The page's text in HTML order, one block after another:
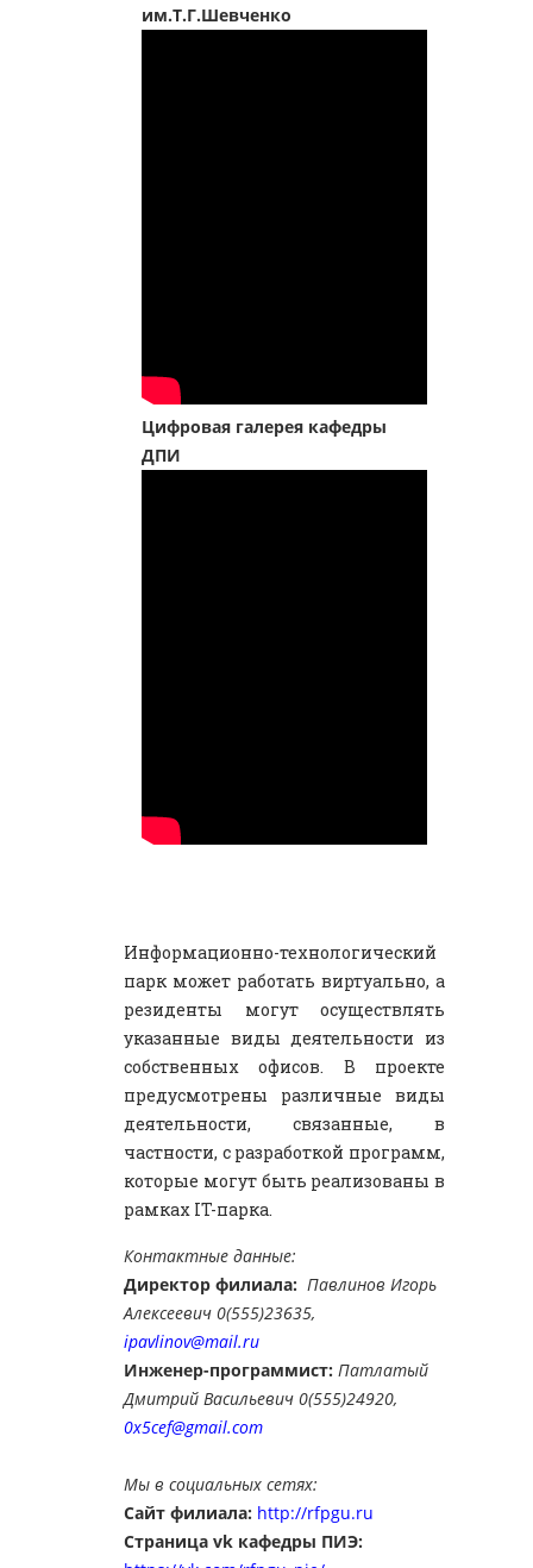
им.Т.Г.Шевченко
Цифровая галерея кафедры
ДПИ
Информационно-технологический
парк может работать виртуально, а
резиденты могут осуществлять
указанные виды деятельности из
собственных офисов. В проекте
предусмотрены различные виды
деятельности, связанные, в
частности, с разработкой программ,
которые могут быть реализованы в
рамках IT-парка.
Контактные данные:
Директор филиала: Павлинов Игорь
Алексеевич 0(555)23635,
ipavlinov@mail.ru
Инженер-программист: Патлатый
Дмитрий Васильевич 0(555)24920,
0x5cef@gmail.com
Мы в социальных сетях:
Сайт филиала: http://rfpgu.ru
Страница vk кафедры ПИЭ: